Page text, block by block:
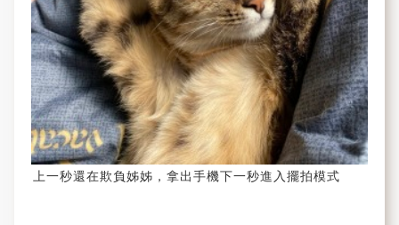
上一秒還在欺負姊姊，拿出手機下一秒進入擺拍模式